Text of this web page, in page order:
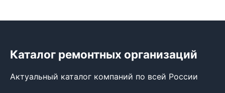
Каталог ремонтных организаций
Актуальный каталог компаний по всей России